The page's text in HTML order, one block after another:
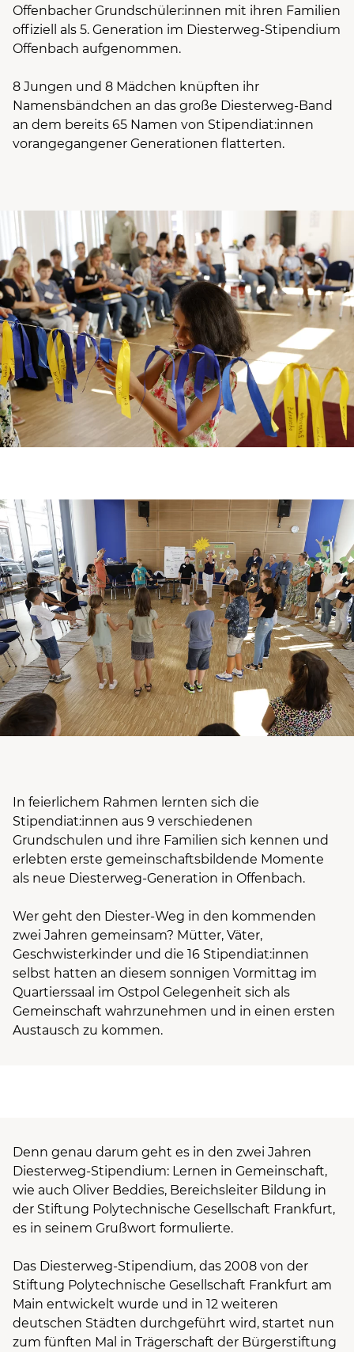
Offenbacher Grundschüler:innen mit ihren Familien
offiziell als 5. Generation im Diesterweg-Stipendium
Offenbach aufgenommen.
8 Jungen und 8 Mädchen knüpften ihr
Namensbändchen an das große Diesterweg-Band
an dem bereits 65 Namen von Stipendiat:innen
vorangegangener Generationen flatterten.
In feierlichem Rahmen lernten sich die
Stipendiat:innen aus 9 verschiedenen
Grundschulen und ihre Familien sich kennen und
erlebten erste gemeinschaftsbildende Momente
als neue Diesterweg-Generation in Offenbach.
Wer geht den Diester-Weg in den kommenden
zwei Jahren gemeinsam? Mütter, Väter,
Geschwisterkinder und die 16 Stipendiat:innen
selbst hatten an diesem sonnigen Vormittag im
Quartierssaal im Ostpol Gelegenheit sich als
Gemeinschaft wahrzunehmen und in einen ersten
Austausch zu kommen.
Denn genau darum geht es in den zwei Jahren
Diesterweg-Stipendium: Lernen in Gemeinschaft,
wie auch Oliver Beddies, Bereichsleiter Bildung in
der Stiftung Polytechnische Gesellschaft Frankfurt,
es in seinem Grußwort formulierte.
Das Diesterweg-Stipendium, das 2008 von der
Stiftung Polytechnische Gesellschaft Frankfurt am
Main entwickelt wurde und in 12 weiteren
deutschen Städten durchgeführt wird, startet nun
zum fünften Mal in Trägerschaft der Bürgerstiftung